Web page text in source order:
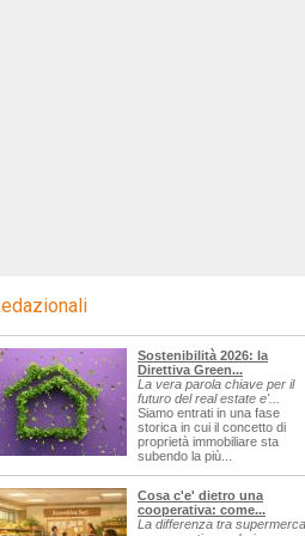
Sostenibilità 2026: la
Direttiva Green...
La vera parola chiave per il
futuro del real estate e'...
Siamo entrati in una fase
storica in cui il concetto di
proprietà immobiliare sta
subendo la più...
Cosa c'e' dietro una
cooperativa: come...
La differenza tra